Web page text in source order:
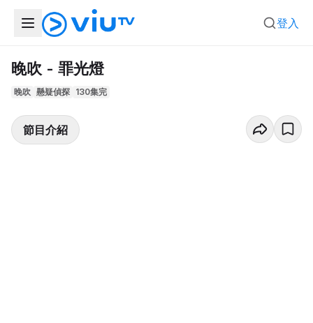
登入
晚吹 - 罪光燈
晚吹 懸疑偵探 130集完
節目介紹